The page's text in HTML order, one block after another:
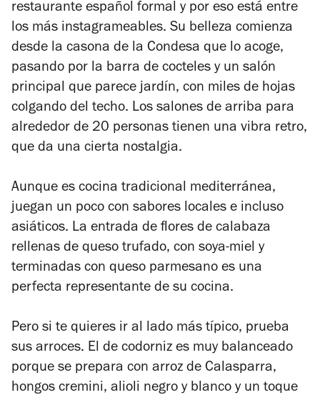
restaurante español formal y por eso está entre
los más instagrameables. Su belleza comienza
desde la casona de la Condesa que lo acoge,
pasando por la barra de cocteles y un salón
principal que parece jardín, con miles de hojas
colgando del techo. Los salones de arriba para
alrededor de 20 personas tienen una vibra retro,
que da una cierta nostalgia.
Aunque es cocina tradicional mediterránea,
juegan un poco con sabores locales e incluso
asiáticos. La entrada de flores de calabaza
rellenas de queso trufado, con soya-miel y
terminadas con queso parmesano es una
perfecta representante de su cocina.
Pero si te quieres ir al lado más típico, prueba
sus arroces. El de codorniz es muy balanceado
porque se prepara con arroz de Calasparra,
hongos cremini, alioli negro y blanco y un toque